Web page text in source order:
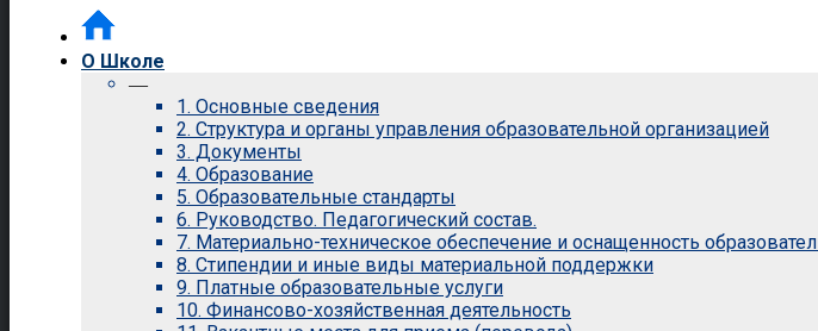
О Школе
—
1. Основные сведения
2. Структура и органы управления образовательной организацией
3. Документы
4. Образование
5. Образовательные стандарты
6. Руководство. Педагогический состав.
7. Материально-техническое обеспечение и оснащенность
8. Стипендии и иные виды материальной поддержки
9. Платные образовательные услуги
10. Финансово-хозяйственная деятельность